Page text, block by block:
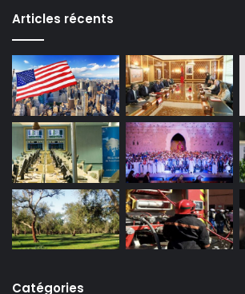
Articles récents
Catégories